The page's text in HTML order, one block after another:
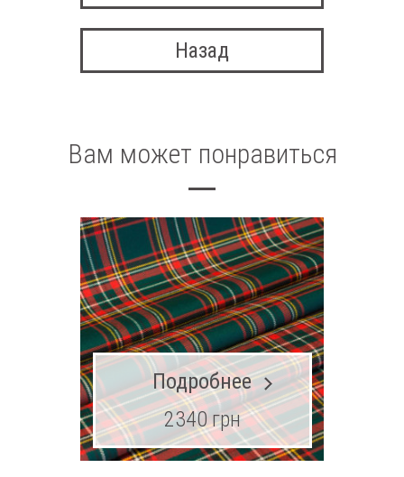
Назад
Вам может понравиться
Подробнее
2340 грн